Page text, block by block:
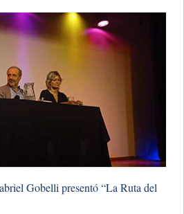
Gobelli presentó “La Ruta del